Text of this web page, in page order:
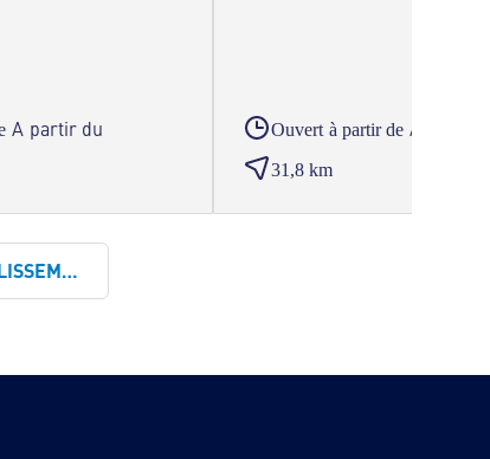
A partir du Ouvert à partir de A partir du
31,8 km